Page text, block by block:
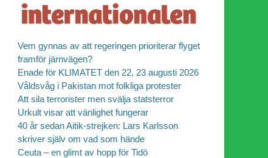
Vem gynnas av att regeringen prioriterar flyget
framför järnvägen?
Enade för KLIMATET den 22, 23 augusti 2026
Våldsvåg i Pakistan mot folkliga protester
Att sila terrorister men svälja statsterror
Urkult visar att vänlighet fungerar
40 år sedan Aitik-strejken: Lars Karlsson
skriver själv om vad som hände
Ceuta – en glimt av hopp för Tidö